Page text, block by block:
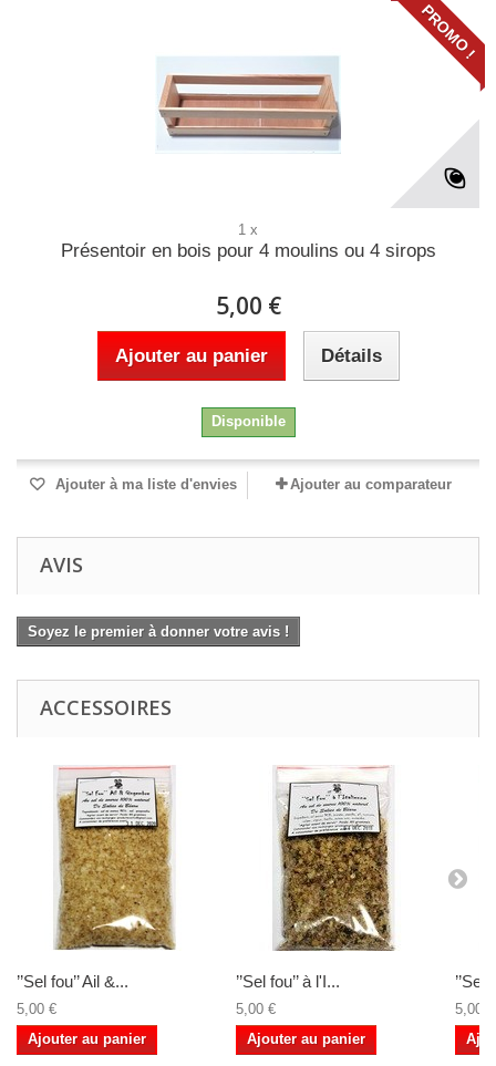
PROMO !
1 x
Présentoir en bois pour 4 moulins ou 4 sirops
5,00 €
Ajouter au panier Détails
Disponible
Ajouter à ma liste d'envies Ajouter au comparateur
AVIS
Soyez le premier à donner votre avis !
ACCESSOIRES
’’Sel fou’’ Ail &...
5,00 €
Ajouter au panier
’’Sel fou’’ à l'I...
5,00 €
Ajouter au panier
’’Sel
5,00 €